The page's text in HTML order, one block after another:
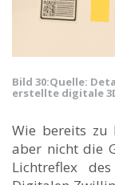
Bild 30:Quelle:
erstellte digitale
Wie bereits zu
aber nicht die
Lichtreflex